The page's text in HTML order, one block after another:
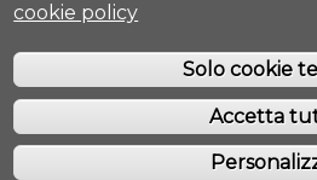
COPYRIGHT © 2019. ALL RIGHTS
GABRIELE D'ANNUNZIO -
cookie policy
Solo cookie
Accetta